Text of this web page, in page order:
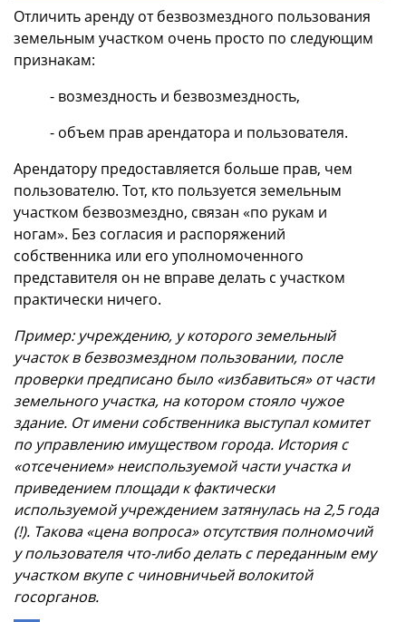
Отличить аренду от безвозмездного пользования
земельным участком очень просто по следующим
признакам:
- возмездность и безвозмездность,
- объем прав арендатора и пользователя.
Арендатору предоставляется больше прав, чем
пользователю. Тот, кто пользуется земельным
участком безвозмездно, связан «по рукам и
ногам». Без согласия и распоряжений
собственника или его уполномоченного
представителя он не вправе делать с участком
практически ничего.
Пример: учреждению, у которого земельный
участок в безвозмездном пользовании, после
проверки предписано было «избавиться» от части
земельного участка, на котором стояло чужое
здание. От имени собственника выступал комитет
по управлению имуществом города. История с
«отсечением» неиспользуемой части участка и
приведением площади к фактически
используемой учреждением затянулась на 2,5 года
(!). Такова «цена вопроса» отсутствия полномочий
у пользователя что-либо делать с переданным ему
участком вкупе с чиновничьей волокитой
госорганов.